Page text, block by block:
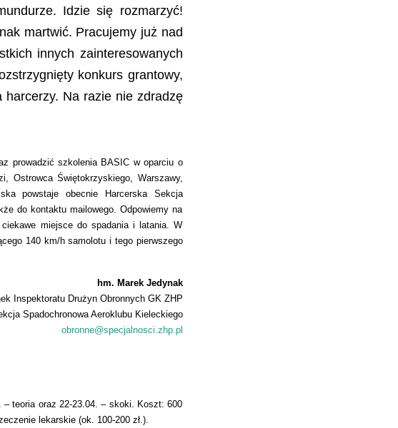
Idzie się rozmarzyć!
martwić. Pracujemy już nad
innych zainteresowanych
konkurs grantowy,
harcerzy. Na razie nie zdradzę
prowadzić szkolenia BASIC w oparciu o
Ostrowca Świętokrzyskiego, Warszawy,
powstaje obecnie Harcerska Sekcja
do kontaktu mailowego. Odpowiemy na
miejsce do spadania i latania. W
140 km/h samolotu i tego pierwszego
hm. Marek Jedynak
Inspektoratu Drużyn Obronnych GK ZHP
Spadochronowa Aeroklubu Kieleckiego
obronne@specjalnosci.zhp.pl
teoria oraz 22-23.04. – skoki. Koszt: 600
lekarskie (ok. 100-200 zł.).